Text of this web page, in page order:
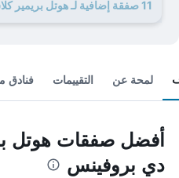
11 صفقة إضافية لـ هوتل بريمير كلاس صالون دي بروفينس
لمحة عن التقييمات فنادق
أفضل صفقات هوتل
دي بروفينس